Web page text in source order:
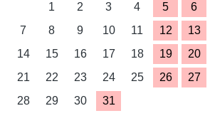
1
2 3 4 5
6
7
8 9 10 11 12
13
14
15 16 17 18 19
20
21
22 23 24 25 26
27
28
29 30 31